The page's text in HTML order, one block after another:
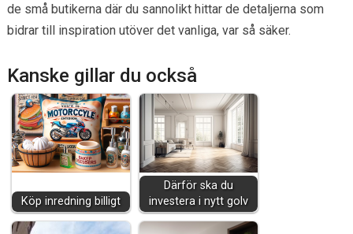
de små butikerna där du sannolikt hittar de detaljerna som
bidrar till inspiration utöver det vanliga, var så säker.
Kanske gillar du också
Köp inredning billigt
Därför ska du
investera i nytt golv